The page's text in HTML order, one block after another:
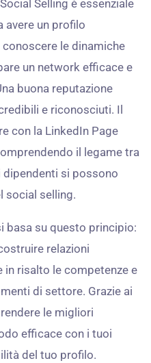
Selling è essenziale
avere un profilo
le dinamiche
un network efficace e
buona reputazione
e riconosciuti. Il
con la LinkedIn Page
il legame tra
dipendenti si possono
social selling.
basa su questo principio:
relazioni
risalto le competenze e
di settore. Grazie ai
le migliori
efficace con i tuoi
del tuo profilo.